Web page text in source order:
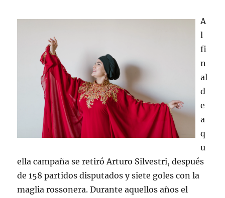
A
l
fi
n
al
d
e
a
q
u
ella campaña se retiró Arturo Silvestri, después
de 158 partidos disputados y siete goles con la
maglia rossonera. Durante aquellos años el